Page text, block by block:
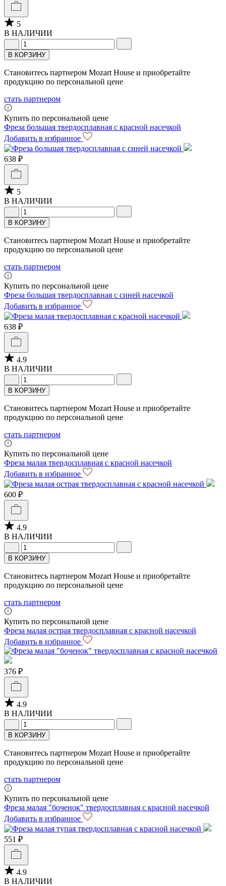
5
В НАЛИЧИИ
В КОРЗИНУ
Становитесь партнером Mozart House и приобретайте
продукцию по персональной цене
стать партнером
Купить по персональной цене
Фреза большая твердосплавная с красной насечкой
Добавить в избранное
638 ₽
5
В НАЛИЧИИ
В КОРЗИНУ
Становитесь партнером Mozart House и приобретайте
продукцию по персональной цене
стать партнером
Купить по персональной цене
Фреза большая твердосплавная с синей насечкой
Добавить в избранное
638 ₽
4.9
В НАЛИЧИИ
В КОРЗИНУ
Становитесь партнером Mozart House и приобретайте
продукцию по персональной цене
стать партнером
Купить по персональной цене
Фреза малая твердосплавная с красной насечкой
Добавить в избранное
600 ₽
4.9
В НАЛИЧИИ
В КОРЗИНУ
Становитесь партнером Mozart House и приобретайте
продукцию по персональной цене
стать партнером
Купить по персональной цене
Фреза малая острая твердосплавная с красной насечкой
Добавить в избранное
376 ₽
4.9
В НАЛИЧИИ
В КОРЗИНУ
Становитесь партнером Mozart House и приобретайте
продукцию по персональной цене
стать партнером
Купить по персональной цене
Фреза малая "боченок" твердосплавная с красной насечкой
Добавить в избранное
551 ₽
4.9
В НАЛИЧИИ